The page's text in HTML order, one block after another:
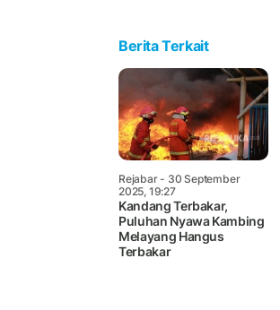
Berita Terkait
Rejabar- 30 September
2025, 19:27
Kandang Terbakar,
Puluhan Nyawa Kambing
Melayang Hangus
Terbakar